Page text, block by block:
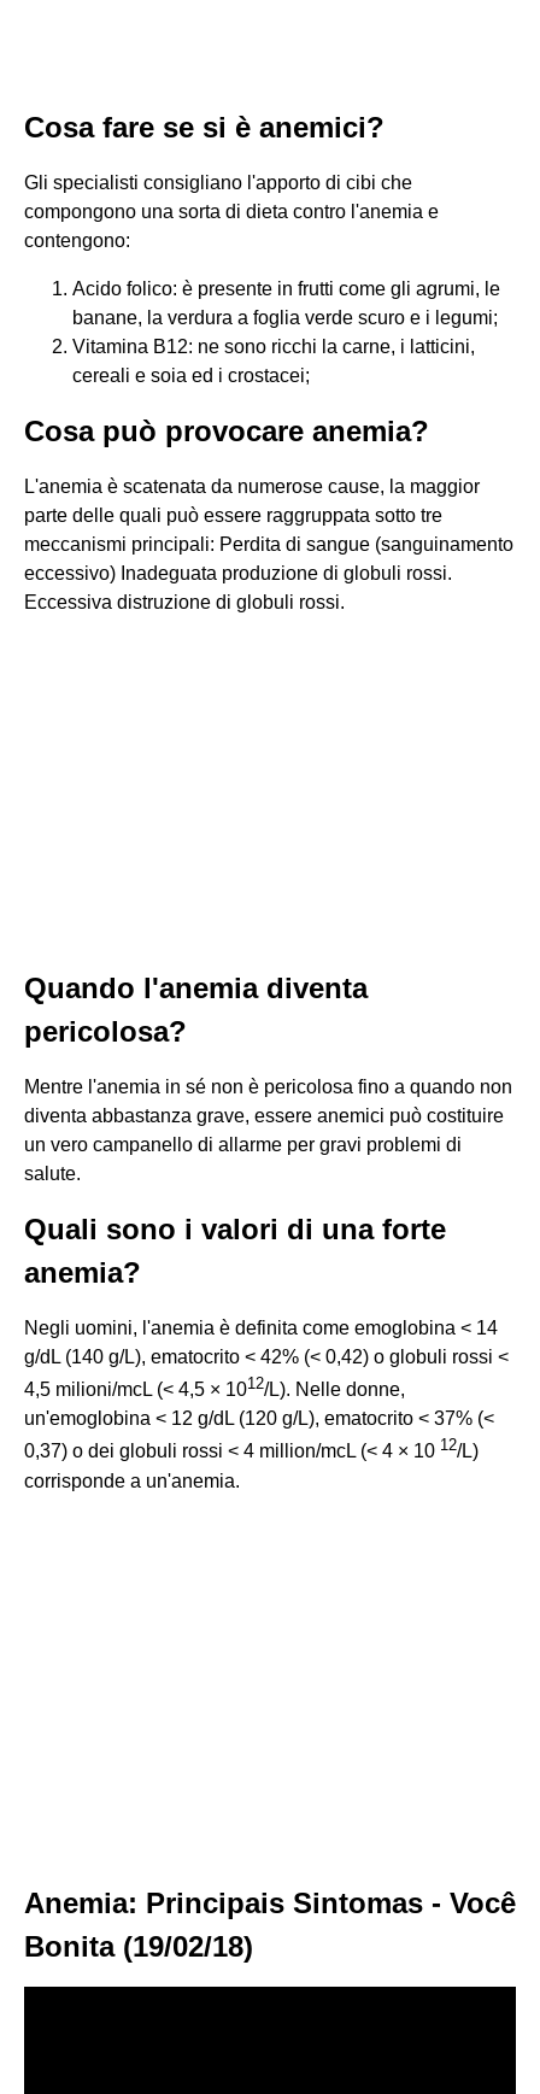
Cosa fare se si è anemici?
Gli specialisti consigliano l'apporto di cibi che
compongono una sorta di dieta contro l'anemia e
contengono:
Acido folico: è presente in frutti come gli agrumi, le
banane, la verdura a foglia verde scuro e i legumi;
Vitamina B12: ne sono ricchi la carne, i latticini,
cereali e soia ed i crostacei;
Cosa può provocare anemia?
L'anemia è scatenata da numerose cause, la maggior
parte delle quali può essere raggruppata sotto tre
meccanismi principali: Perdita di sangue (sanguinamento
eccessivo) Inadeguata produzione di globuli rossi.
Eccessiva distruzione di globuli rossi.
Quando l'anemia diventa
pericolosa?
Mentre l'anemia in sé non è pericolosa fino a quando non
diventa abbastanza grave, essere anemici può costituire
un vero campanello di allarme per gravi problemi di
salute.
Quali sono i valori di una forte
anemia?
Negli uomini, l'anemia è definita come emoglobina < 14
g/dL (140 g/L), ematocrito < 42% (< 0,42) o globuli rossi <
4,5 milioni/mcL (< 4,5 × 1012/L). Nelle donne,
un'emoglobina < 12 g/dL (120 g/L), ematocrito < 37% (<
0,37) o dei globuli rossi < 4 million/mcL (< 4 × 10 12/L)
corrisponde a un'anemia.
Anemia: Principais Sintomas - Você
Bonita (19/02/18)